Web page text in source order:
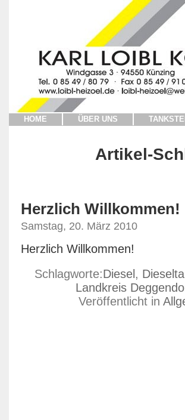
HOME ÜBER UNS
Artikel-
Herzlich Willkommen!
Samstag, 20. März 2010
Herzlich Willkommen!
Schlagworte:Diesel ,
Landkreis
Veröffentlicht in